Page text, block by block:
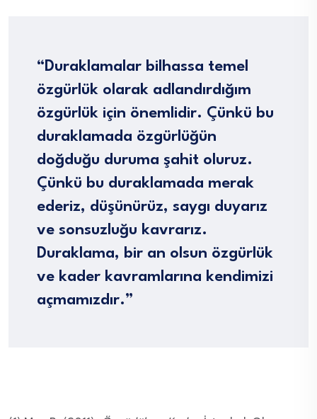
“Duraklamalar bilhassa temel
özgürlük olarak adlandırdığım
özgürlük için önemlidir. Çünkü bu
duraklamada özgürlüğün
doğduğu duruma şahit oluruz.
Çünkü bu duraklamada merak
ederiz, düşünürüz, saygı duyarız
ve sonsuzluğu kavrarız.
Duraklama, bir an olsun özgürlük
ve kader kavramlarına kendimizi
açmamızdır.”